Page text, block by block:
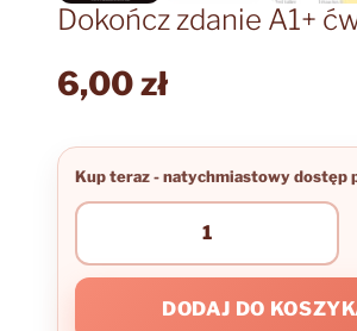
Dokończ zdanie A1+
6,00zł
ilość
zdanie
DODAJ DO